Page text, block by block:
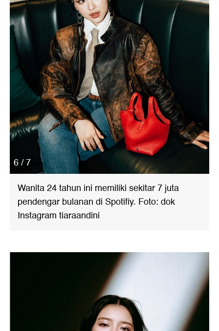
6 / 7
Wanita 24 tahun ini memiliki sekitar 7 juta
pendengar bulanan di Spotifiy. Foto: dok
Instagram tiaraandini